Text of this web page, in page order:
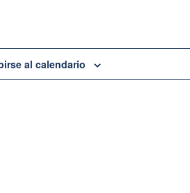
al calendario